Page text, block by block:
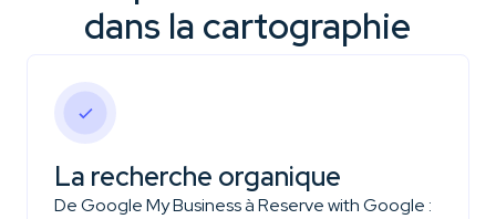
dans la cartographie
La recherche organique
De Google My Business à Reserve with Google :